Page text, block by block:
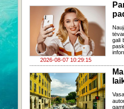
2026-08-07 10:29:15
gali